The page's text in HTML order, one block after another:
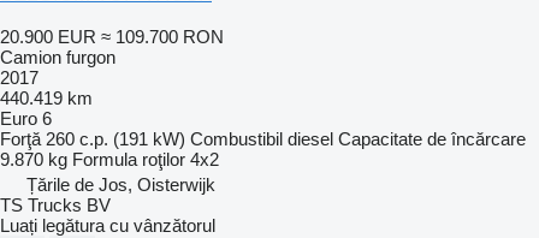
20.900 EUR ≈ 109.700 RON
Camion furgon
2017
440.419 km
Euro 6
Forţă 260 c.p. (191 kW) Combustibil diesel Capacitate de încărcare
9.870 kg Formula roţilor 4x2
Țările de Jos, Oisterwijk
TS Trucks BV
Luați legătura cu vânzătorul